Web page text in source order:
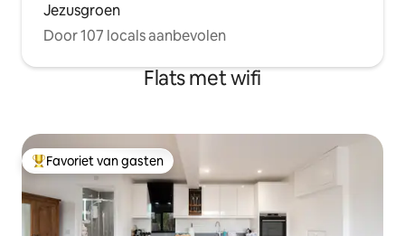
Jezusgroen
Door 107 locals aanbevolen
Flats met wifi
Topfavoriet van gasten
Favoriet van gasten